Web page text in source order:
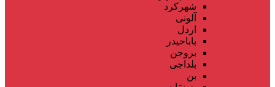
شهرکرد
آلونی
اردل
باباحیدر
بروجن
بلداجی
بن